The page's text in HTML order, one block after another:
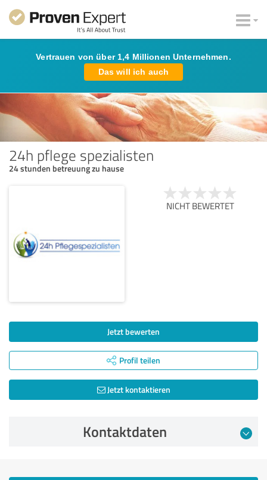
Vertrauen von über 1,4 Millionen Unternehmen.
Das will ich auch
24h pflege spezialisten
24 stunden betreuung zu hause
NICHT BEWERTET
Jetzt bewerten
Profil teilen
Jetzt kontaktieren
Kontaktdaten